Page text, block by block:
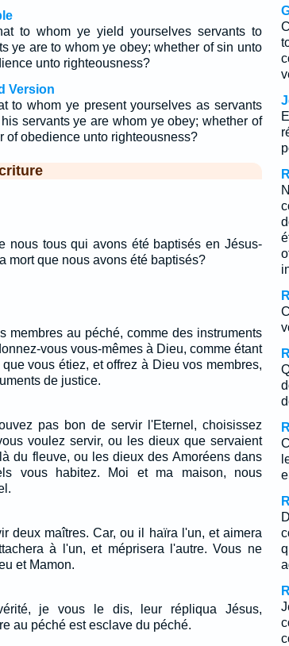
to whom ye yield yourselves servants to
ye are to whom ye obey; whether of sin unto
unto righteousness?
Version
to whom ye present yourselves as servants
servants ye are whom ye obey; whether of
of obedience unto righteousness?
nous tous qui avons été baptisés en Jésus-
mort que nous avons été baptisés?
membres au péché, comme des instruments
vous vous-mêmes à Dieu, comme étant
vous étiez, et offrez à Dieu vos membres,
de justice.
pas bon de servir l'Eternel, choisissez
voulez servir, ou les dieux que servaient
du fleuve, ou les dieux des Amoréens dans
vous habitez. Moi et ma maison, nous
deux maîtres. Car, ou il haïra l'un, et aimera
à l'un, et méprisera l'autre. Vous ne
et Mamon.
je vous le dis, leur répliqua Jésus,
au péché est esclave du péché.